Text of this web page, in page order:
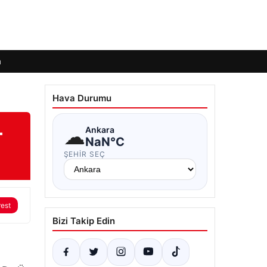
Hava Durumu
☁Ankara
NaN°C
ŞEHIR SEÇ
Bizi Takip Edin